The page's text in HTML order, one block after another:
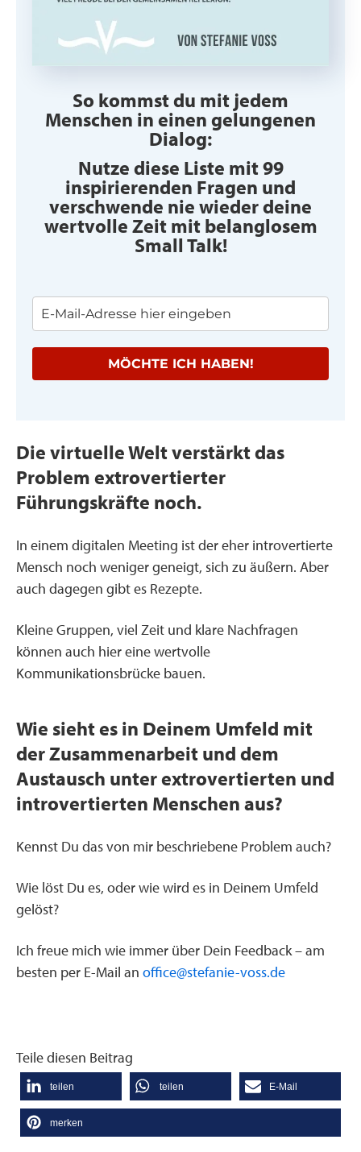
So kommst du mit jedem
Menschen in einen gelungenen
Dialog:
Nutze diese Liste mit 99
inspirierenden Fragen und
verschwende nie wieder deine
wertvolle Zeit mit belanglosem
Small Talk!
MÖCHTE ICH HABEN!
Die virtuelle Welt verstärkt das
Problem extrovertierter
Führungskräfte noch.
In einem digitalen Meeting ist der eher introvertierte
Mensch noch weniger geneigt, sich zu äußern. Aber
auch dagegen gibt es Rezepte.
Kleine Gruppen, viel Zeit und klare Nachfragen
können auch hier eine wertvolle
Kommunikationsbrücke bauen.
Wie sieht es in Deinem Umfeld mit
der Zusammenarbeit und dem
Austausch unter extrovertierten und
introvertierten Menschen aus?
Kennst Du das von mir beschriebene Problem auch?
Wie löst Du es, oder wie wird es in Deinem Umfeld
gelöst?
Ich freue mich wie immer über Dein Feedback – am
besten per E-Mail an office@stefanie-voss.de
Teile diesen Beitrag
teilen teilen E-Mail
merken